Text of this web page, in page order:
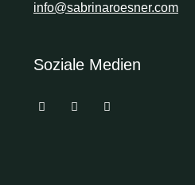
info@sabrinaroesner.com
Soziale Medien